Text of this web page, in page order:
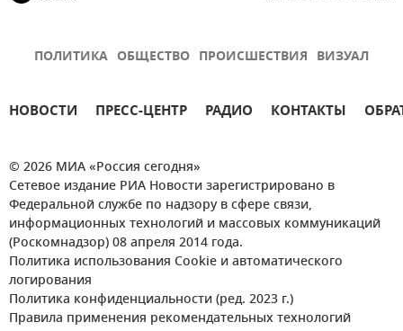
ПОЛИТИКА ОБЩЕСТВО ПРОИСШЕСТВИЯ ВИЗУАЛ
НОВОСТИ ПРЕСС-ЦЕНТР РАДИО КОНТАКТЫ
© 2026 МИА «Россия сегодня»
Сетевое издание РИА Новости зарегистрировано в
Федеральной службе по надзору в сфере связи,
информационных технологий и массовых коммуникаций
(Роскомнадзор) 08 апреля 2014 года.
Политика использования Cookie и автоматического
логирования
Политика конфиденциальности (ред. 2023 г.)
Правила применения рекомендательных технологий